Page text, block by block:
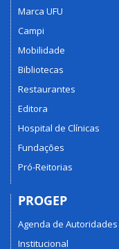
Marca UFU
Campi
Mobilidade
Bibliotecas
Restaurantes
Editora
Hospital de Clínicas
Fundações
Pró-Reitorias
PROGEP
Agenda de Autoridades
Institucional